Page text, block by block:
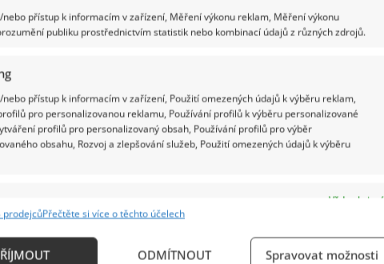
nebo přístup k informacím v zařízení, Měření výkonu reklam, Měření výkonu
publiku prostřednictvím statistik nebo kombinací údajů z různých zdrojů.
nebo přístup k informacím v zařízení, Použití omezených údajů k výběru reklam,
pro personalizovanou reklamu, Používání profilů k výběru personalizované
profilů pro personalizovaný obsah, Používání profilů pro výběr
obsahu, Rozvoj a zlepšování služeb, Použití omezených údajů k výběru
Vždy aktivní
zařízení na základě automaticky přenášených informací.
prodejcůPřečtěte si více o těchto účelech
ODMÍTNOUT Spravovat možnosti